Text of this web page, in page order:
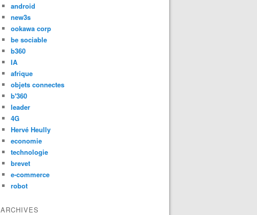
android
new3s
ookawa corp
be sociable
b360
IA
afrique
objets connectes
b'360
leader
4G
Hervé Heully
economie
technologie
brevet
e-commerce
robot
ARCHIVES